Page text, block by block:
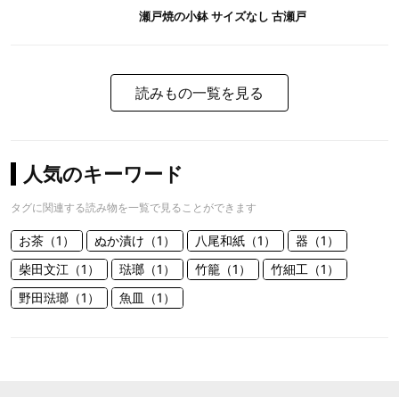
瀬戸焼の小鉢 サイズなし 古瀬戸
読みもの一覧を見る
人気のキーワード
タグに関連する読み物を一覧で見ることができます
お茶（1） ぬか漬け（1） 八尾和紙（1）
器（1）
柴田文江（1）
琺瑯（1） 竹籠（1）
竹細工（1）
野田琺瑯（1）
魚皿（1）